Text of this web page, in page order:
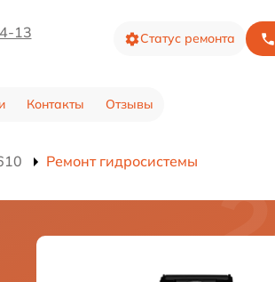
13 Статус ремонта
Контакты Отзывы
Ремонт гидросистемы